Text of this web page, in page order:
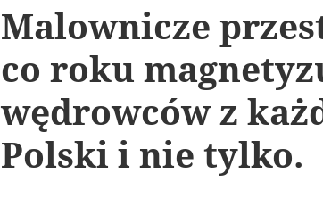
Malownicze
co roku
wędrowców z
Polski i nie tylko.